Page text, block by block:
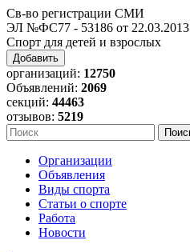
Св-во регистрации СМИ
ЭЛ №ФС77 - 53186 от 22.03.2013
Спорт для детей и взрослых
Добавить
организаций: 12750
Объявлений: 2069
секций: 44463
отзывов: 5219
Организации
Объявления
Виды спорта
Статьи о спорте
Работа
Новости